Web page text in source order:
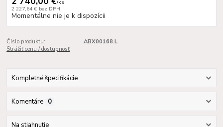
/ks
2 227,64 € bez DPH
Momentálne nie je k dispozícii
Číslo produktu:
ABX00168.L
Strážiť cenu / dostupnosť
Kompletné špecifikácie
Komentáre 0
Na stiahnutie